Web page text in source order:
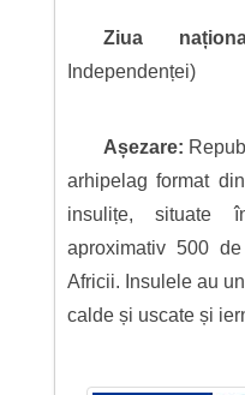
Ziua
Independenței)
Așezare:
arhipelag format
insulițe, situate
aproximativ 500
Africii. Insulele au
calde și uscate și